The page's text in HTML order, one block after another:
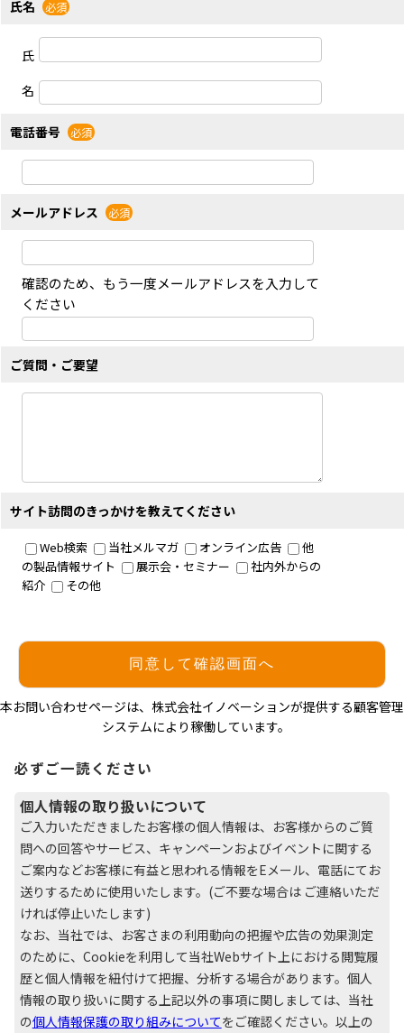
氏名
氏
名
電話番号
メールアドレス
ご質問・ご要望
サイト訪問のきっかけを教えてください
Web検索 当社メルマガ オンライン広告
他
の製品情報サイト
展示会・セミナー
社内外からの
紹介
その他
本お問い合わせページは、株式会社イノベーションが提供する顧客管理
システムにより稼働しています。
必ずご一読ください
個人情報の取り扱いについて
ご入力いただきましたお客様の個人情報は、お客様からのご質
問への回答やサービス、キャンペーンおよびイベントに関する
ご案内などお客様に有益と思われる情報をEメール、電話にてお
送りするために使用いたします。(ご不要な場合は ご連絡いただ
ければ停止いたします)
なお、当社では、お客さまの利用動向の把握や広告の効果測定
のために、Cookieを利用して当社Webサイト上における閲覧履
歴と個人情報を紐付けて把握、分析する場合があります。個人
情報の取り扱いに関する上記以外の事項に関しましては、当社
の個人情報保護の取り組みについてをご確認ください。以上の